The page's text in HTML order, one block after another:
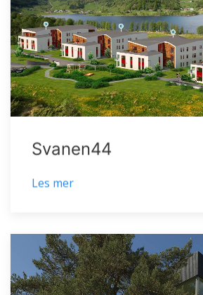
Svanen44
Les mer